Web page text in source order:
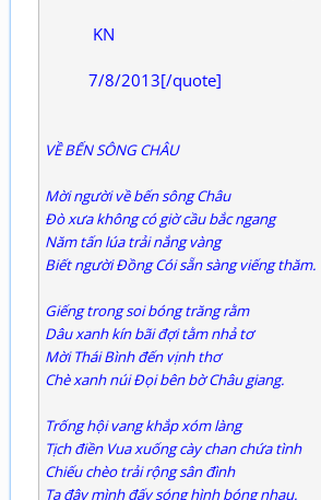
KN
7/8/2013[/quote]
VỀ BẾN SÔNG CHÂU
Mời người về bến sông Châu
Đò xưa không có giờ cầu bắc ngang
Năm tấn lúa trải nắng vàng
Biết người Đồng Cói sẵn sàng viếng thăm.
Giếng trong soi bóng trăng rằm
Dâu xanh kín bãi đợi tằm nhả tơ
Mời Thái Bình đến vịnh thơ
Chè xanh núi Đọi bên bờ Châu giang.
Trống hội vang khắp xóm làng
Tịch điền Vua xuống cày chan chứa tình
Chiếu chèo trải rộng sân đình
Ta đây mình đấy sóng hình bóng nhau.